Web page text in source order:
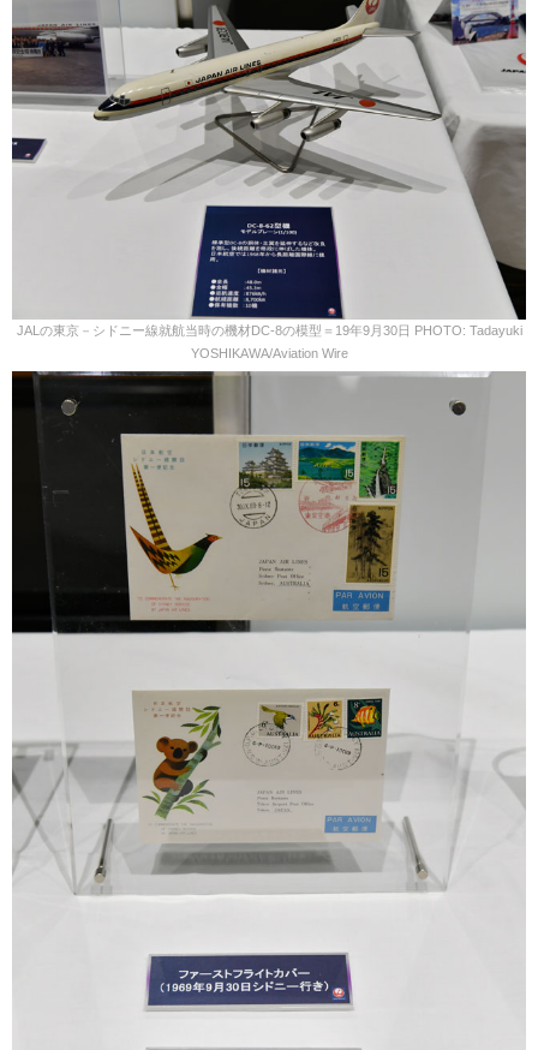
JALの東京－シドニー線就航当時の機材DC-8の模型＝19年9月30日 PHOTO: Tadayuki
YOSHIKAWA/Aviation Wire